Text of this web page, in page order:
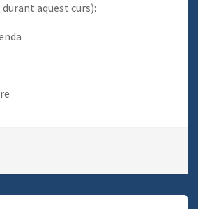
aquest curs):